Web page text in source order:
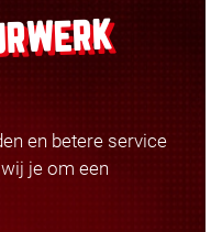
en betere service
je om een